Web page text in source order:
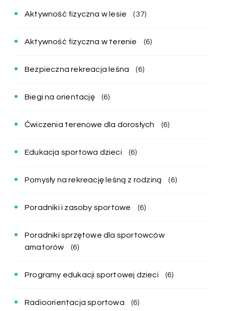
Aktywność fizyczna w lesie (37)
Aktywność fizyczna w terenie (6)
Bezpieczna rekreacja leśna (6)
Biegi na orientację (6)
Ćwiczenia terenowe dla dorosłych (6)
Edukacja sportowa dzieci (6)
Pomysły na rekreację leśną z rodziną (6)
Poradniki i zasoby sportowe (6)
Poradniki sprzętowe dla sportowców
amatorów
(6)
Programy edukacji sportowej dzieci (6)
Radioorientacja sportowa (6)